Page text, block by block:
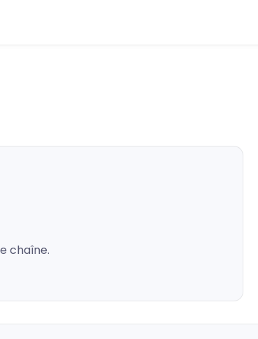
chaîne.